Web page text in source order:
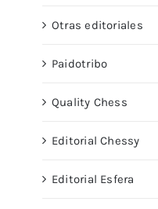
Otras editoriales
Paidotribo
Quality Chess
Editorial Chessy
Editorial Esfera